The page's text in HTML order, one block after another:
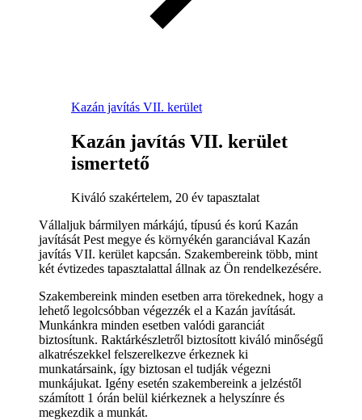
Kazán javítás VII. kerület
Kazán javítás VII. kerület
ismertető
Kiváló szakértelem, 20 év tapasztalat
Vállaljuk bármilyen márkájú, típusú és korú Kazán
javítását Pest megye és környékén garanciával Kazán
javítás VII. kerület kapcsán. Szakembereink több, mint
két évtizedes tapasztalattal állnak az Ön rendelkezésére.
Szakembereink minden esetben arra törekednek, hogy a
lehető legolcsóbban végezzék el a Kazán javítását.
Munkánkra minden esetben valódi garanciát
biztosítunk. Raktárkészletről biztosított kiváló minőségű
alkatrészekkel felszerelkezve érkeznek ki
munkatársaink, így biztosan el tudják végezni
munkájukat. Igény esetén szakembereink a jelzéstől
számított 1 órán belül kiérkeznek a helyszínre és
megkezdik a munkát.